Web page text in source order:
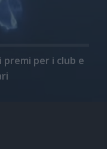
premi per i club e